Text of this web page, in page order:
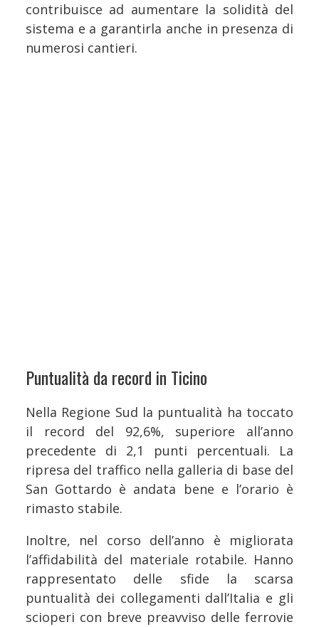
contribuisce ad aumentare la solidità del
sistema e a garantirla anche in presenza di
numerosi cantieri.
Puntualità da record in Ticino
Nella Regione Sud la puntualità ha toccato
il record del 92,6%, superiore all’anno
precedente di 2,1 punti percentuali. La
ripresa del traffico nella galleria di base del
San Gottardo è andata bene e l’orario è
rimasto stabile.
Inoltre, nel corso dell’anno è migliorata
l’affidabilità del materiale rotabile. Hanno
rappresentato delle sfide la scarsa
puntualità dei collegamenti dall’Italia e gli
scioperi con breve preavviso delle ferrovie